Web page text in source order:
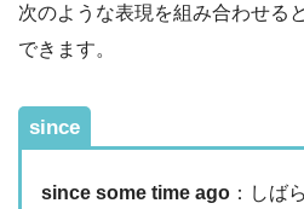
次のような表現を組み合わせる
できます。
since
since some time ago ：しば